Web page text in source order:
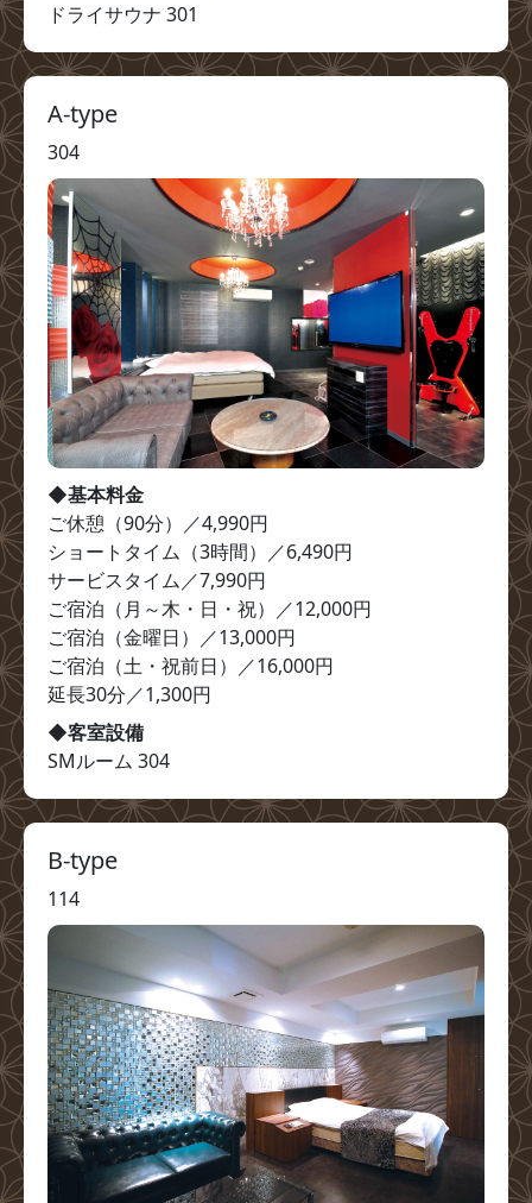
ドライサウナ 301
A-type
304
◆基本料金
ご休憩（90分）／4,990円
ショートタイム（3時間）／6,490円
サービスタイム／7,990円
ご宿泊（月～木・日・祝）／12,000円
ご宿泊（金曜日）／13,000円
ご宿泊（土・祝前日）／16,000円
延長30分／1,300円
◆客室設備
SMルーム 304
B-type
114